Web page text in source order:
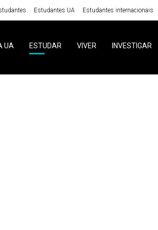
Estudantes UA Estudantes internacionais
UA ESTUDAR VIVER INVESTIGAR